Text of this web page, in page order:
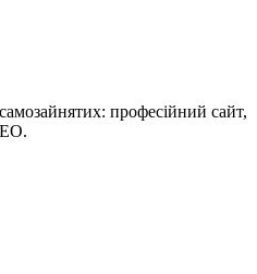
професійний сайт,